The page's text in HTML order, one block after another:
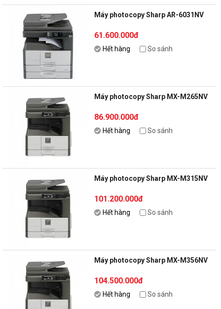
Máy photocopy Sharp AR-6031NV
61.600.000đ
Hết hàng So sánh
Máy photocopy Sharp MX-M265NV
86.900.000đ
Hết hàng So sánh
Máy photocopy Sharp MX-M315NV
101.200.000đ
Hết hàng So sánh
Máy photocopy Sharp MX-M356NV
104.500.000đ
Hết hàng So sánh